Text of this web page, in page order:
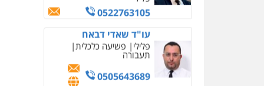
שני אלגרבלי – משרד
עורכי דין
פלילי עורכי דין לענייני
אסירים
0507120031